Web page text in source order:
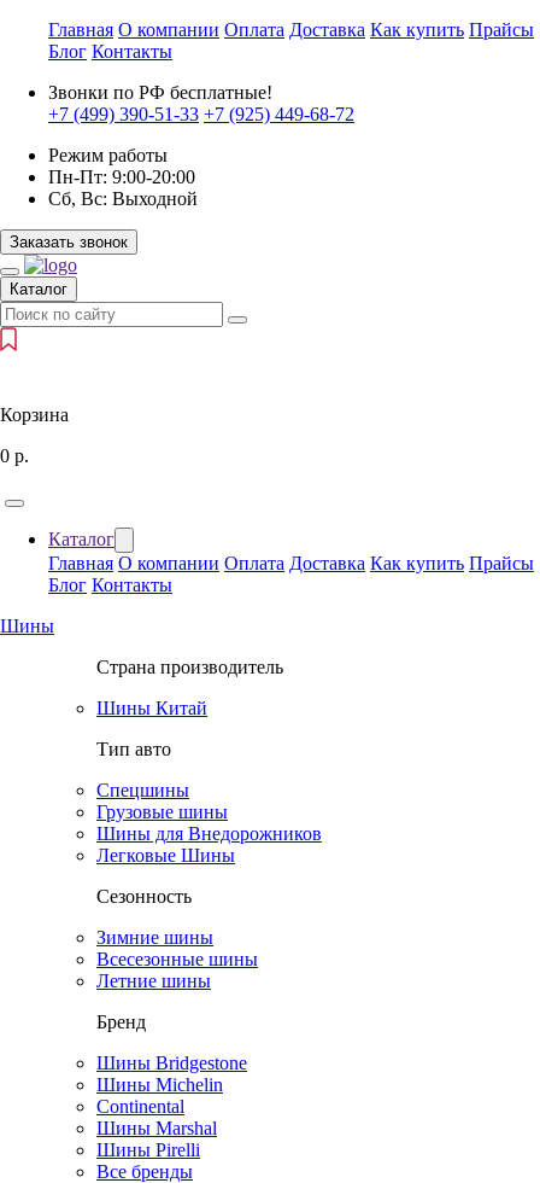
Главная О компании Оплата Доставка Как купить Прайсы
Блог Контакты
Звонки по РФ бесплатные!
+7 (499) 390-51-33 +7 (925) 449-68-72
Режим работы
Пн-Пт: 9:00-20:00
Сб, Вс: Выходной
Заказать звонок
Каталог
Корзина
0 р.
Каталог
Главная О компании Оплата Доставка Как купить Прайсы
Блог Контакты
Шины
Страна производитель
Шины Китай
Тип авто
Спецшины
Грузовые шины
Шины для Внедорожников
Легковые Шины
Сезонность
Зимние шины
Всесезонные шины
Летние шины
Бренд
Шины Bridgestone
Шины Michelin
Continental
Шины Marshal
Шины Pirelli
Все бренды